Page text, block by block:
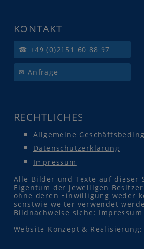
KONTAKT
☎ +49 (0)2151 60 88 97
✉ Anfrage
RECHTLICHES
Allgemeine
Datenschutzerklärung
Impressum
Alle Bilder und Texte auf dieser
Eigentum der jeweiligen
ohne deren Einwilligung weder
sonstwie weiter verwendet
Bildnachweise siehe: Impressum
Website-Konzept & Realisierung: